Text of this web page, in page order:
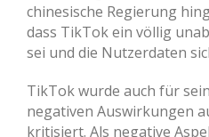
chinesische Regierung
dass TikTok ein völlig
sei und die Nutzerdaten
TikTok wurde auch für
negativen Auswirkungen
kritisiert. Als negative